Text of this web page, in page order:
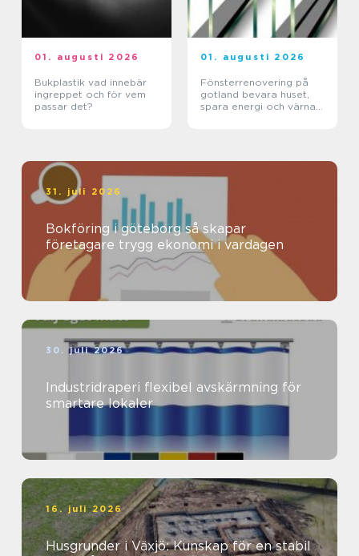
01. augusti 2026
Bukplastik vad innebär
ingreppet och för vem
passar det?
01. augusti 2026
Fönsterrenovering på
gotland bevara huset,
spara energi och värna
31. juli 2026
Bokföring i göteborg så skapar
företagare trygg ekonomi i vardagen
30. juli 2026
Industridraperi flexibel avskärmning för
smartare lokaler
16. juli 2026
Husgrunder i Växjö: Kunskap för en stabil